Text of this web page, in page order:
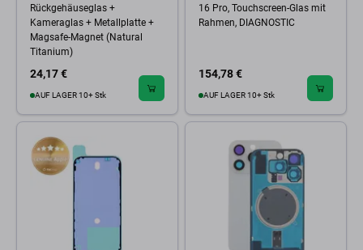
Rückgehäuseglas +
Kameraglas + Metallplatte +
Magsafe-Magnet (Natural
Titanium)
24,17 €
AUF LAGER 10+ Stk
16 Pro, Touchscreen-Glas mit
Rahmen, DIAGNOSTIC
154,78 €
AUF LAGER 10+ Stk